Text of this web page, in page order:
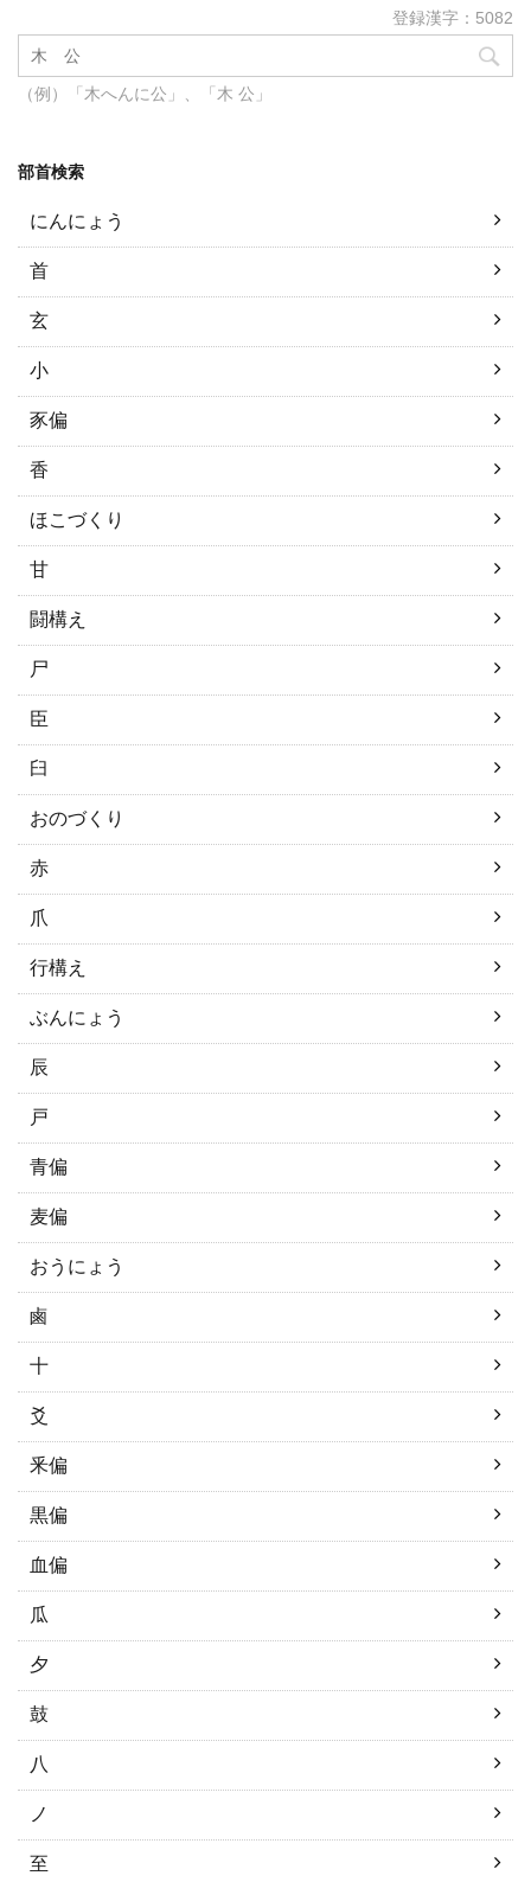
登録漢字：5082
（例）「木へんに公」、「木 公」
部首検索
にんにょう
首
玄
小
豕偏
香
ほこづくり
甘
闘構え
尸
臣
臼
おのづくり
赤
爪
行構え
ぶんにょう
辰
戸
青偏
麦偏
おうにょう
鹵
十
爻
釆偏
黒偏
血偏
瓜
夕
鼓
八
ノ
至